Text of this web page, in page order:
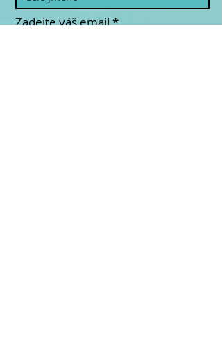
Zadejte váš email